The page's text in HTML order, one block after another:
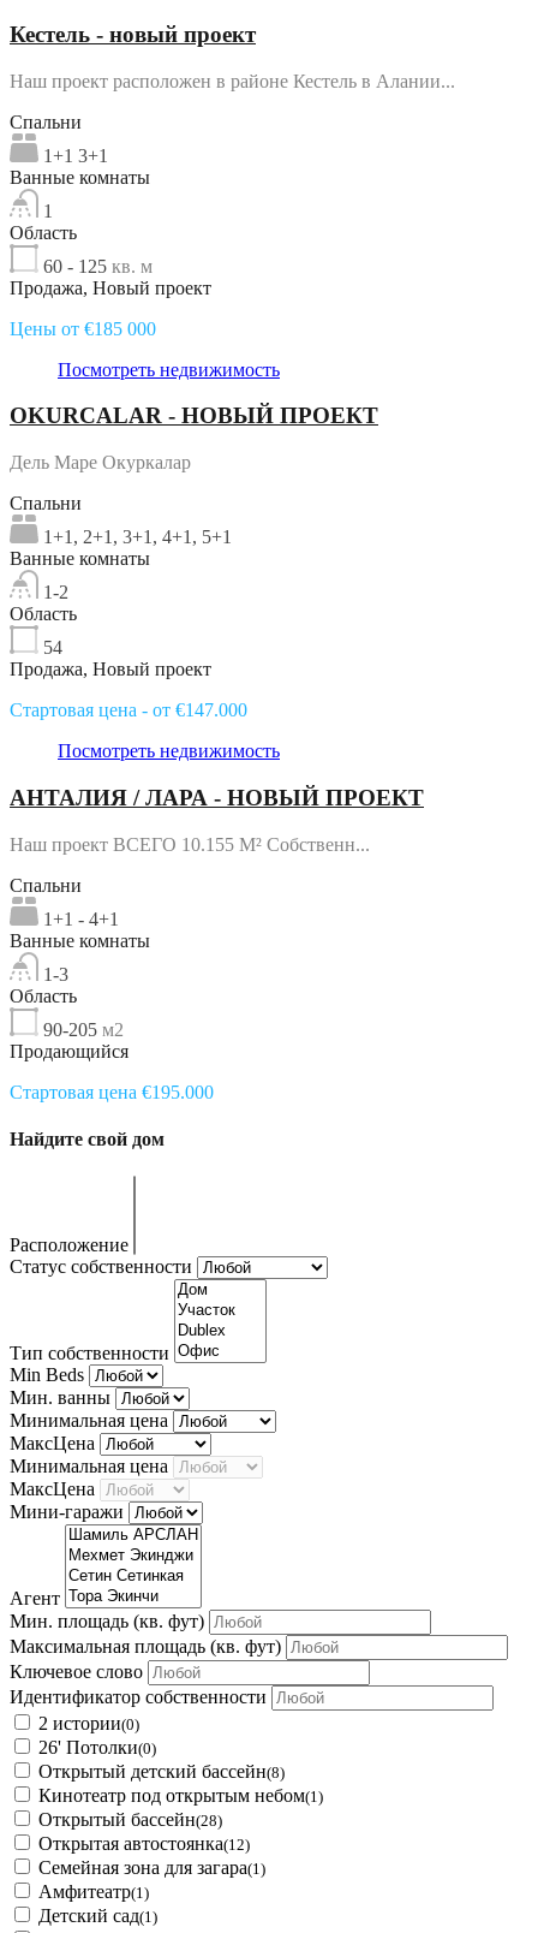
Кестель - новый проект
Наш проект расположен в районе Кестель в Алании...
Спальни
1+1 3+1
Ванные комнаты
1
Область
60 - 125 кв. м
Продажа, Новый проект
Цены от €185 000
Посмотреть недвижимость
OKURCALAR - НОВЫЙ ПРОЕКТ
Дель Маре Окуркалар
Спальни
1+1, 2+1, 3+1, 4+1, 5+1
Ванные комнаты
1-2
Область
54
Продажа, Новый проект
Стартовая цена - от €147.000
Посмотреть недвижимость
АНТАЛИЯ / ЛАРА - НОВЫЙ ПРОЕКТ
Наш проект ВСЕГО 10.155 M² Собственн...
Спальни
1+1 - 4+1
Ванные комнаты
1-3
Область
90-205 м2
Продающийся
Стартовая цена €195.000
Найдите свой дом
Расположение
Статус собственности
Тип собственности
Min Beds
Мин. ванны
Минимальная цена
МаксЦена
Минимальная цена
МаксЦена
Мини-гаражи
Агент
Мин. площадь (кв. фут)
Максимальная площадь (кв. фут)
Ключевое слово
Идентификатор собственности
2 истории(0)
26' Потолки(0)
Открытый детский бассейн(8)
Кинотеатр под открытым небом(1)
Открытый бассейн(28)
Открытая автостоянка(12)
Семейная зона для загара(1)
Амфитеатр(1)
Детский сад(1)